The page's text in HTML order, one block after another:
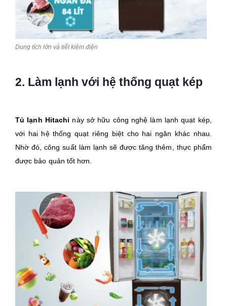
Dung tích lớn và tiết kiệm điện
2. Làm lạnh với hệ thống quạt kép
Tủ lạnh Hitachi này sở hữu công nghệ làm lạnh quạt kép,
với hai hệ thống quạt riêng biệt cho hai ngăn khác nhau.
Nhờ đó, công suất làm lạnh sẽ được tăng thêm, thực phẩm
được bảo quản tốt hơn.